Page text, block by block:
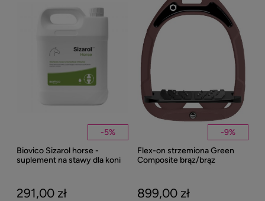
-5%
Biovico Sizarol horse -
suplement na stawy dla koni
291,00 zł
-9%
Flex-on strzemiona Green
Composite brąz/brąz
899,00 zł